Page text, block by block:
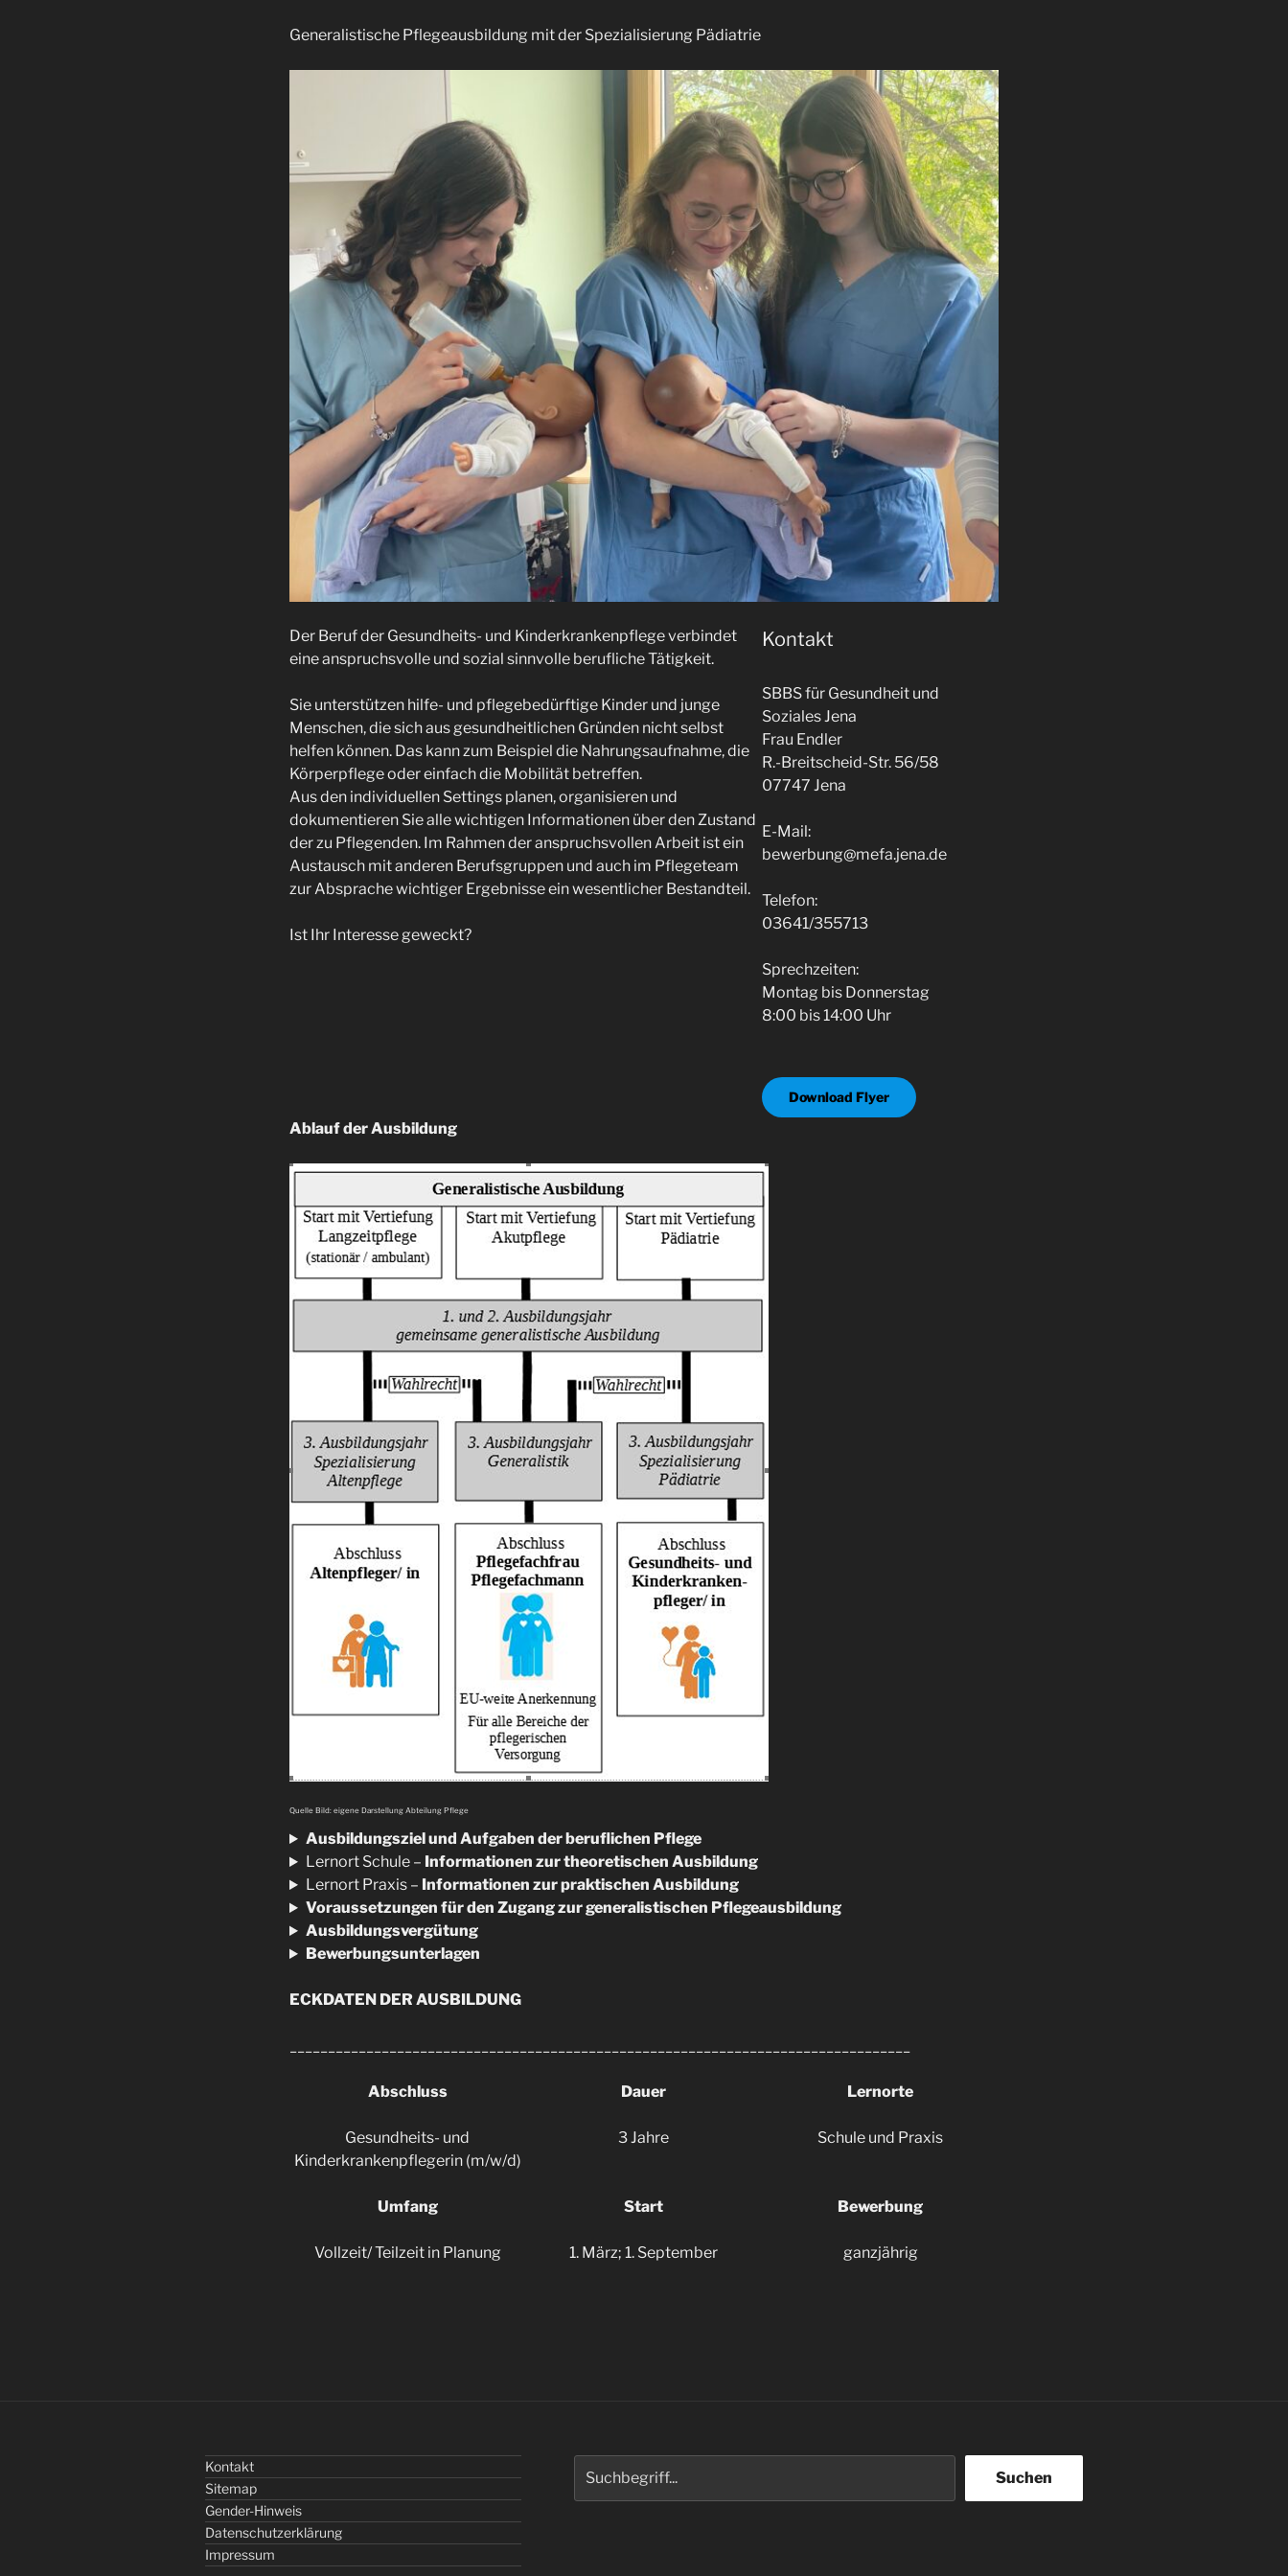
Generalistische Pflegeausbildung mit der Spezialisierung Pädiatrie
Der Beruf der Gesundheits- und Kinderkrankenpflege verbindet
eine anspruchsvolle und sozial sinnvolle berufliche Tätigkeit.
Sie unterstützen hilfe- und pflegebedürftige Kinder und junge
Menschen, die sich aus gesundheitlichen Gründen nicht selbst
helfen können. Das kann zum Beispiel die Nahrungsaufnahme, die
Körperpflege oder einfach die Mobilität betreffen.
Aus den individuellen Settings planen, organisieren und
dokumentieren Sie alle wichtigen Informationen über den Zustand
der zu Pflegenden. Im Rahmen der anspruchsvollen Arbeit ist ein
Austausch mit anderen Berufsgruppen und auch im Pflegeteam
zur Absprache wichtiger Ergebnisse ein wesentlicher Bestandteil.
Ist Ihr Interesse geweckt?
Kontakt
SBBS für Gesundheit und
Soziales Jena
Frau Endler
R.-Breitscheid-Str. 56/58
07747 Jena
E-Mail:
bewerbung@mefa.jena.de
Telefon:
03641/355713
Sprechzeiten:
Montag bis Donnerstag
8:00 bis 14:00 Uhr
Download Flyer
Ablauf der Ausbildung
Quelle Bild: eigene Darstellung Abteilung Pflege
Ausbildungsziel und Aufgaben der beruflichen Pflege
Lernort Schule – Informationen zur theoretischen Ausbildung
Lernort Praxis – Informationen zur praktischen Ausbildung
Voraussetzungen für den Zugang zur generalistischen Pflegeausbildung
Ausbildungsvergütung
Bewerbungsunterlagen
ECKDATEN DER AUSBILDUNG
Abschluss
Gesundheits- und
Kinderkrankenpflegerin (m/w/d)
Dauer
3 Jahre
Lernorte
Schule und Praxis
Umfang
Vollzeit/ Teilzeit in Planung
Start
1. März; 1. September
Bewerbung
ganzjährig
Kontakt
Sitemap
Gender-Hinweis
Datenschutzerklärung
Impressum
Suchen